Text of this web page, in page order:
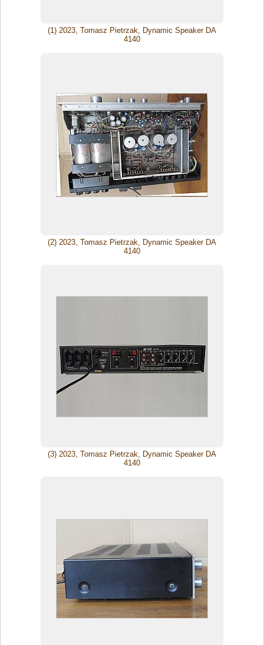
(1) 2023, Tomasz Pietrzak, Dynamic Speaker DA
4140
(2) 2023, Tomasz Pietrzak, Dynamic Speaker DA
4140
(3) 2023, Tomasz Pietrzak, Dynamic Speaker DA
4140